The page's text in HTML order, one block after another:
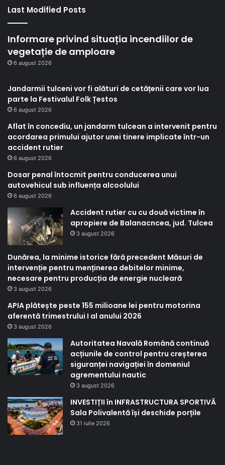
Last Modified Posts
Informare privind situația incendiilor de
vegetație de amploare
6 august 2026
Jandarmii tulceni vor fi alături de cetățenii care vor lua
parte la Festivalul Folk Țestos
6 august 2026
Aflat în concediu, un jandarm tulcean a intervenit pentru
acordarea primului ajutor unei tinere implicate într-un
accident rutier
6 august 2026
Dosar penal întocmit pentru conducerea unui
autovehicul sub influența alcoolului
6 august 2026
Accident rutier cu cu două victime în
apropiere de Balanacncea, jud. Tulcea
3 august 2026
Dunărea, la minime istorice fără precedent Măsuri de
intervenție pentru menținerea debitelor minime,
necesare pentru producția de energie nucleară
3 august 2026
APIA plătește peste 155 milioane lei pentru motorina
aferentă trimestrului I al anului 2026
3 august 2026
Autoritatea Navală Română continuă
acțiunile de control pentru creșterea
siguranței navigației în domeniul
agrementului nautic
3 august 2026
INVESTIȚII în INFRASTRUCTURA SPORTIVĂ
Sala Polivalentă își deschide porțile
31 iulie 2026